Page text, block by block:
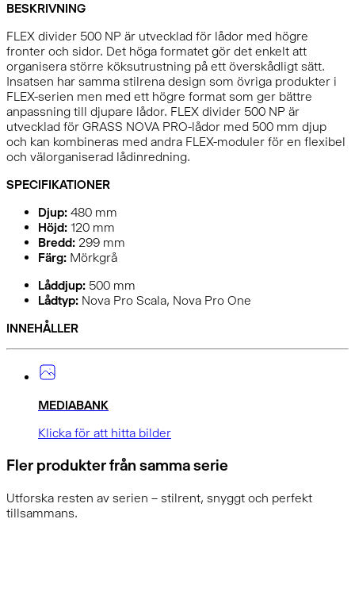
BESKRIVNING
FLEX divider 500 NP är utvecklad för lådor med högre
fronter och sidor. Det höga formatet gör det enkelt att
organisera större köksutrustning på ett överskådligt sätt.
Insatsen har samma stilrena design som övriga produkter i
FLEX-serien men med ett högre format som ger bättre
anpassning till djupare lådor. FLEX divider 500 NP är
utvecklad för GRASS NOVA PRO-lådor med 500 mm djup
och kan kombineras med andra FLEX-moduler för en flexibel
och välorganiserad lådinredning.
SPECIFIKATIONER
Djup: 480 mm
Höjd: 120 mm
Bredd: 299 mm
Färg: Mörkgrå
Låddjup: 500 mm
Lådtyp: Nova Pro Scala, Nova Pro One
INNEHÅLLER
MEDIABANK
Klicka för att hitta bilder
Fler produkter från samma serie
Utforska resten av serien – stilrent, snyggt och perfekt
tillsammans.